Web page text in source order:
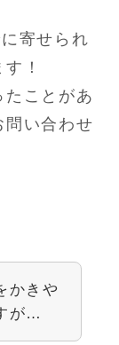
寄せられ
！
たことがあ
問い合わせ
かきや
が…